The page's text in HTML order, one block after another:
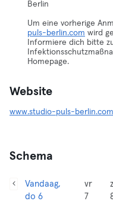
Berlin
Um eine vorherige
puls-berlin.com wird
Informiere dich bitte
Homepage.
Website
www.studio-puls-berlin.com
Schema
Vandaag,
do 6
vr
7